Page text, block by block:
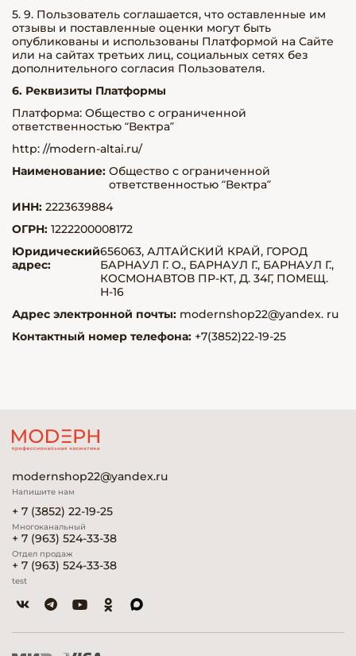
5. 9. Пользователь соглашается, что оставленные им
отзывы и поставленные оценки могут быть
опубликованы и использованы Платформой на Сайте
или на сайтах третьих лиц, социальных сетях без
дополнительного согласия Пользователя.
6. Реквизиты Платформы
Платформа: Общество с ограниченной
ответственностью “Вектра”
http: //modern-altai.ru/
Наименование: Общество с ограниченной
ответственностью “Вектра”
ИНН: 2223639884
ОГРН: 1222200008172
Юридический
адрес:
656063, АЛТАЙСКИЙ КРАЙ, ГОРОД
БАРНАУЛ Г. О., БАРНАУЛ Г., БАРНАУЛ Г.,
КОСМОНАВТОВ ПР-КТ, Д. 34Г, ПОМЕЩ.
Н-16
Адрес электронной почты: modernshop22@yandex. ru
Контактный номер телефона: +7(3852)22-19-25
modernshop22@yandex.ru
Напишите нам
+ 7 (3852) 22-19-25
Многоканальный
+ 7 (963) 524-33-38
Отдел продаж
+ 7 (963) 524-33-38
test